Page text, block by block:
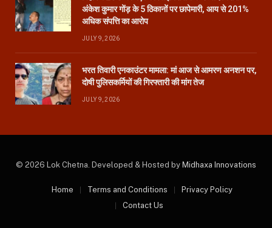
अंकेश कुमार गोंड़ के 5 ठिकानों पर छापेमारी, आय से 201%
अधिक संपत्ति का आरोप
JULY 9, 2026
भरत तिवारी एनकाउंटर मामला: मां आज से आमरण अनशन पर,
दोषी पुलिसकर्मियों की गिरफ्तारी की मांग तेज
JULY 9, 2026
© 2026 Lok Chetna. Developed & Hosted by Midhaxa Innovations
Home Terms and Conditions
Privacy Policy
Contact Us